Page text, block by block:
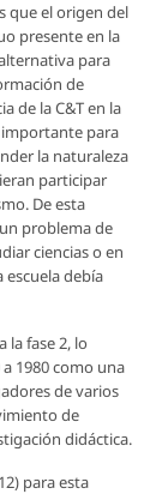
que el origen del
presente en la
para
de
de la C&T en la
para
la naturaleza
participar
De esta
problema de
ciencias o en
debía
la fase 2, lo
1980 como una
de varios
de
didáctica.
para esta